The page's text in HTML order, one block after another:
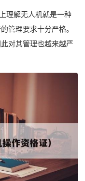
理解无人机就是一种
管理要求十分严格。
对其管理也越来越严